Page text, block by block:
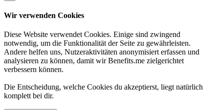
Wir verwenden Cookies
Diese Website verwendet Cookies. Einige sind zwingend
notwendig, um die Funktionalität der Seite zu gewährleisten.
Andere helfen uns, Nutzeraktivitäten anonymisiert erfassen und
analysieren zu können, damit wir Benefits.me zielgerichtet
verbessern können.
Die Entscheidung, welche Cookies du akzeptierst, liegt natürlich
komplett bei dir.